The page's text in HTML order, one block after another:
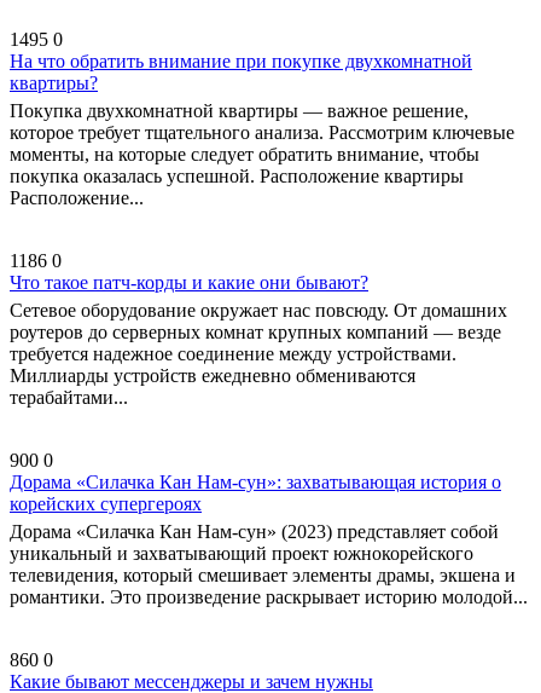
1495 0
На что обратить внимание при покупке двухкомнатной
квартиры?
Покупка двухкомнатной квартиры — важное решение,
которое требует тщательного анализа. Рассмотрим ключевые
моменты, на которые следует обратить внимание, чтобы
покупка оказалась успешной. Расположение квартиры
Расположение...
1186 0
Что такое патч-корды и какие они бывают?
Сетевое оборудование окружает нас повсюду. От домашних
роутеров до серверных комнат крупных компаний — везде
требуется надежное соединение между устройствами.
Миллиарды устройств ежедневно обмениваются
терабайтами...
900 0
Дорама «Силачка Кан Нам-сун»: захватывающая история о
корейских супергероях
Дорама «Силачка Кан Нам-сун» (2023) представляет собой
уникальный и захватывающий проект южнокорейского
телевидения, который смешивает элементы драмы, экшена и
романтики. Это произведение раскрывает историю молодой...
860 0
Какие бывают мессенджеры и зачем нужны